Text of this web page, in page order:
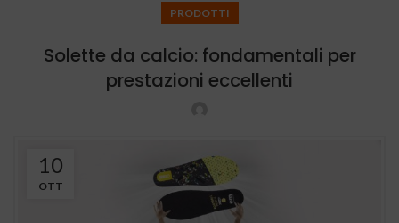
PRODOTTI
Solette da calcio: fondamentali per
prestazioni eccellenti
10
OTT